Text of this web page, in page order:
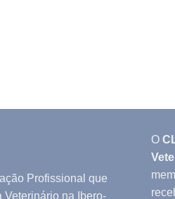
Profissional que
Veterinário na Ibero-
O